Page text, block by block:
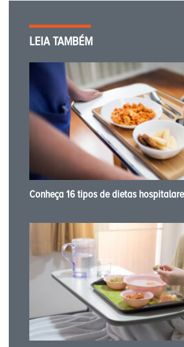
LEIA TAMBÉM
Conheça 16 tipos de dietas